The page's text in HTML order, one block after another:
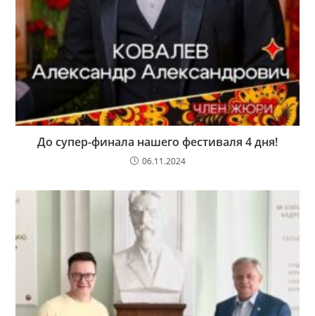
До супер-финала нашего фестиваля 4 дня!
06.11.2024